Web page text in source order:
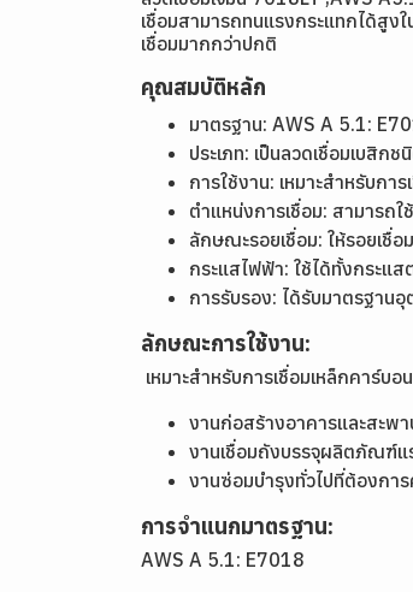
เชื่อมสามารถทนแรงกระแทกได้สู
เชื่อมมากกว่าปกติ
คุณสมบัติหลัก
มาตรฐาน: AWS A 5.1:
ประเภท: เป็นลวดเชื่อมเบสิก
การใช้งาน: เหมาะสำหรับก
ตำแหน่งการเชื่อม: สามารถ
ลักษณะรอยเชื่อม: ให้รอยเชื่อ
กระแสไฟฟ้า: ใช้ได้ทั้งกระแ
การรับรอง: ได้รับมาตรฐาน
ลักษณะการใช้งาน:
เหมาะสำหรับการเชื่อมเหล็กคาร์บ
งานก่อสร้างอาคารและสะพา
งานเชื่อมถังบรรจุผลิตภัณฑ์แ
งานซ่อมบำรุงทั่วไปที่ต้องกา
การจำแนกมาตรฐาน:
AWS A 5.1: E7018